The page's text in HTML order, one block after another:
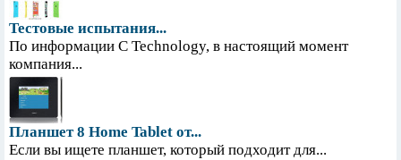
Тестовые испытания...
По информации С Technology, в настоящий момент
компания...
Планшет 8 Home Tablet от...
Если вы ищете планшет, который подходит для...